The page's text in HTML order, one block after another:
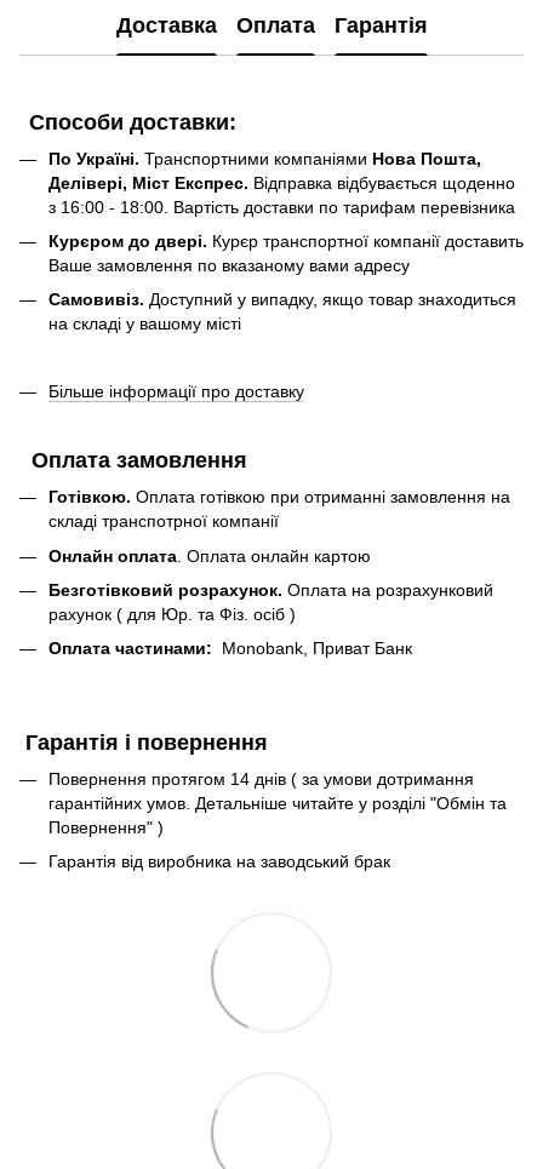
Доставка Оплата Гарантія
Способи доставки:
По Україні. Транспортними компаніями Нова Пошта,
Делівері, Міст Експрес. Відправка відбувається щоденно
з 16:00 - 18:00. Вартість доставки по тарифам перевізника
Курєром до двері. Курєр транспортної компанії доставить
Ваше замовлення по вказаному вами адресу
Самовивіз. Доступний у випадку, якщо товар знаходиться
на складі у вашому місті
Більше інформації про доставку
Оплата замовлення
Готівкою. Оплата готівкою при отриманні замовлення на
складі транспотрної компанії
Онлайн оплата . Оплата онлайн картою
Безготівковий розрахунок. Оплата на розрахунковий
рахунок ( для Юр. та Фіз. осіб )
Оплата частинами: Monobank, Приват Банк
Гарантія і повернення
Повернення протягом 14 днів ( за умови дотримання
гарантійних умов. Детальніше читайте у розділі "Обмін та
Повернення" )
Гарантія від виробника на заводський брак